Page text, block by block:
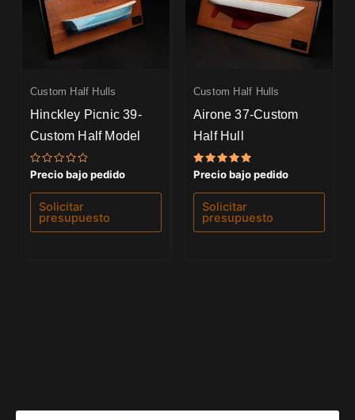
Custom Half Hulls
Hinckley Picnic 39-
Custom Half Model
Valorado
con
0
de
Precio bajo pedido
Solicitar
presupuesto
Custom Half Hulls
Airone 37-Custom
Half Hull
Valorado
con
5.00
de 5
Precio bajo pedido
Solicitar
presupuesto